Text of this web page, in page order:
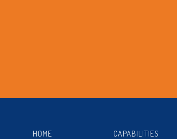
HOME CAPABILITIES